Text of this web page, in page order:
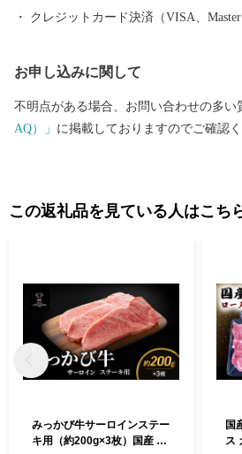
クレジットカード決済（VISA、Master
お申し込みに関して
不明点がある場合、お問い合わせの多い
AQ）」 に掲載しておりますのでご確認く
この返礼品を見ている人はこち
みっかび牛サーロインステー
キ用（約200g×3枚）国産 静
国
ス